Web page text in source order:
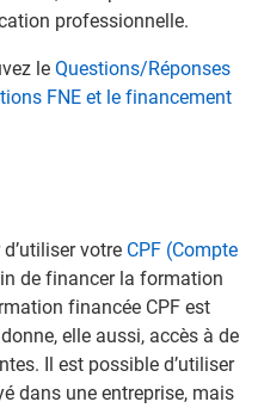
professionnelle.
le Questions/Réponses
FNE et le financement
votre CPF (Compte
de financer la formation
financée CPF est
elle aussi, accès à de
Il est possible d’utiliser
dans une entreprise, mais